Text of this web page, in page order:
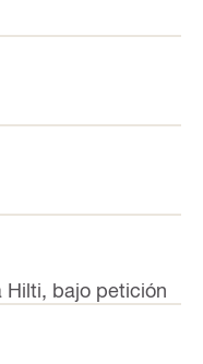
Hilti, bajo petición